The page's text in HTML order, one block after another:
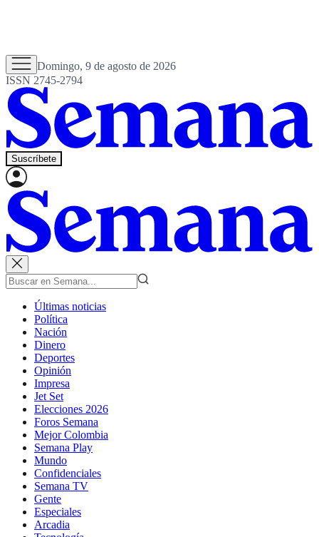
Domingo, 9 de agosto de 2026
ISSN 2745-2794
Suscríbete
Últimas noticias
Política
Nación
Dinero
Deportes
Opinión
Impresa
Jet Set
Elecciones 2026
Foros Semana
Mejor Colombia
Semana Play
Mundo
Confidenciales
Semana TV
Gente
Especiales
Arcadia